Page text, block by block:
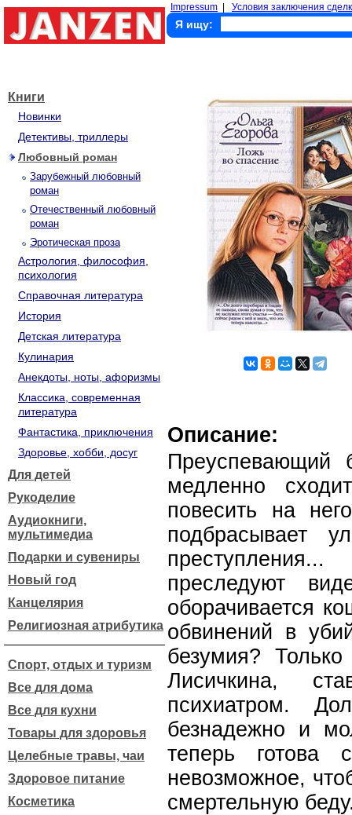
Impressum Условия заключения
Я ищу:
Книги
Новинки
Детективы, триллеры
Любовный роман
Зарубежный любовный
роман
Отечественный любовный
роман
Эротическая проза
Астрология, философия,
психология
Справочная литература
История
Детская литература
Кулинария
Анекдоты, ноты, афоризмы
Классика, современная
литература
Фантастика, приключения
Здоровье, хобби, досуг
Для детей
Рукоделие
Аудиокниги,
мультимедиа
Подарки и сувениры
Новый год
Канцелярия
Религиозная атрибутика
Спорт, отдых и туризм
Все для дома
Все для кухни
Товары для здоровья
Целебные травы, чаи
Здоровое питание
Косметика
Описание:
Преуспевающий
медленно
повесить на
подбрасывает
преследуют
оборачивается
обвинений в
безумия?
Лисичкина,
психиатром.
безнадежно и
теперь готова
невозможное,
смертельную